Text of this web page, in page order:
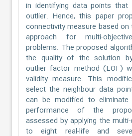
in identifying data points
outlier. Hence, this paper
connectivity measure based
approach for multi-
problems. The proposed
the quality of the solution
outlier factor method (LOF)
validity measure. This
select the neighbour data
can be modified to
performance of the
assessed by applying the
to eight real-life and